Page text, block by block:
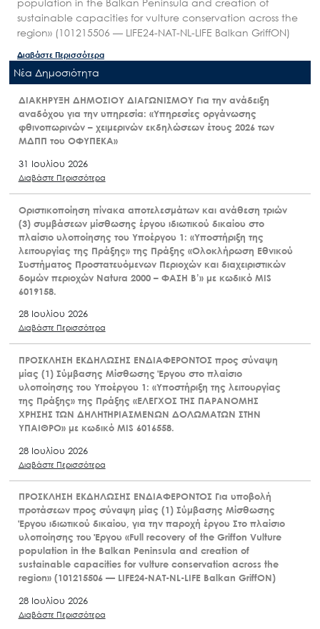
sustainable capacities for vulture conservation across the
region» (101215506 — LIFE24-NAT-NL-LIFE Balkan GriffON)
Διαβάστε Περισσότερα
Nέα Δημοσιότητα
ΔΙΑΚΗΡΥΞΗ ΔΗΜΟΣΙΟΥ ΔΙΑΓΩΝΙΣΜΟΥ Για την ανάδειξη
αναδόχου για την υπηρεσία: «Υπηρεσίες οργάνωσης
φθινοπωρινών – χειμερινών εκδηλώσεων έτους 2026 των
ΜΔΠΠ του ΟΦΥΠΕΚΑ»
31 Ιουλίου 2026
Διαβάστε Περισσότερα
Οριστικοποίηση πίνακα αποτελεσμάτων και ανάθεση τριών
(3) συμβάσεων μίσθωσης έργου ιδιωτικού δικαίου στο
πλαίσιο υλοποίησης του Υποέργου 1: «Υποστήριξη της
λειτουργίας της Πράξης» της Πράξης «Ολοκλήρωση Εθνικού
Συστήματος Προστατευόμενων Περιοχών και διαχειριστικών
δομών περιοχών Natura 2000 – ΦΑΣΗ Β’» με κωδικό MIS
6019158.
28 Ιουλίου 2026
Διαβάστε Περισσότερα
ΠΡΟΣΚΛΗΣΗ ΕΚΔΗΛΩΣΗΣ ΕΝΔΙΑΦΕΡΟΝΤΟΣ προς σύναψη
μίας (1) Σύμβασης Μίσθωσης Έργου στο πλαίσιο
υλοποίησης του Υποέργου 1: «Υποστήριξη της λειτουργίας
της Πράξης» της Πράξης «ΕΛΕΓΧΟΣ ΤΗΣ ΠΑΡΑΝΟΜΗΣ
ΧΡΗΣΗΣ ΤΩΝ ΔΗΛΗΤΗΡΙΑΣΜΕΝΩΝ ΔΟΛΩΜΑΤΩΝ ΣΤΗΝ
ΥΠΑΙΘΡΟ» με κωδικό MIS 6016558.
28 Ιουλίου 2026
Διαβάστε Περισσότερα
ΠΡΟΣΚΛΗΣΗ ΕΚΔΗΛΩΣΗΣ ΕΝΔΙΑΦΕΡΟΝΤΟΣ Για υποβολή
προτάσεων προς σύναψη μίας (1) Σύμβασης Μίσθωσης
Έργου ιδιωτικού δικαίου, για την παροχή έργου Στο πλαίσιο
υλοποίησης του Έργου «Full recovery of the Griffon Vulture
population in the Balkan Peninsula and creation of
sustainable capacities for vulture conservation across the
region» (101215506 — LIFE24-NAT-NL-LIFE Balkan GriffON)
28 Ιουλίου 2026
Διαβάστε Περισσότερα